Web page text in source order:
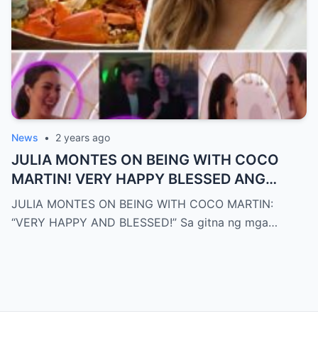
News • 2 years ago
JULIA MONTES ON BEING WITH COCO
MARTIN! VERY HAPPY BLESSED ANG
AKTRESS!!
JULIA MONTES ON BEING WITH COCO MARTIN:
“VERY HAPPY AND BLESSED!” Sa gitna ng mga…